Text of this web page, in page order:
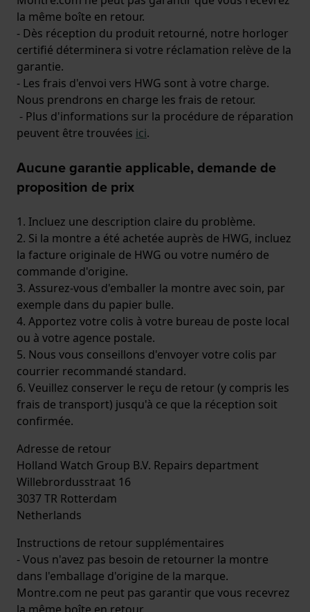
la même boîte en retour.
- Dès réception du produit retourné, notre horloger
certifié déterminera si votre réclamation relève de la
garantie.
- Les frais d'envoi vers HWG sont à votre charge.
Nous prendrons en charge les frais de retour.
- Plus d'informations sur la procédure de réparation
peuvent être trouvées ici.
Aucune garantie applicable, demande de
proposition de prix
1. Incluez une description claire du problème.
2. Si la montre a été achetée auprès de HWG, incluez
la facture originale de HWG ou votre numéro de
commande d'origine.
3. Assurez-vous d'emballer la montre avec soin, par
exemple dans du papier bulle.
4. Apportez votre colis à votre bureau de poste local
ou à votre agence postale.
5. Nous vous conseillons d'envoyer votre colis par
courrier recommandé standard.
6. Veuillez conserver le reçu de retour (y compris les
frais de transport) jusqu'à ce que la réception soit
confirmée.
Adresse de retour
Holland Watch Group B.V. Repairs department
Willebrordusstraat 16
3037 TR Rotterdam
Netherlands
Instructions de retour supplémentaires
- Vous n'avez pas besoin de retourner la montre
dans l'emballage d'origine de la marque.
Montre.com ne peut pas garantir que vous recevrez